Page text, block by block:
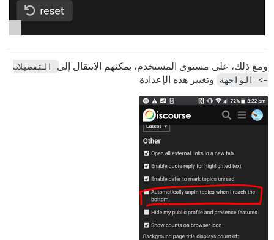
ومع ذلك، على مستوى المستخدم، يمكنهم الانتقال إلى
-> الواجهة وتغيير هذه الإعدادة